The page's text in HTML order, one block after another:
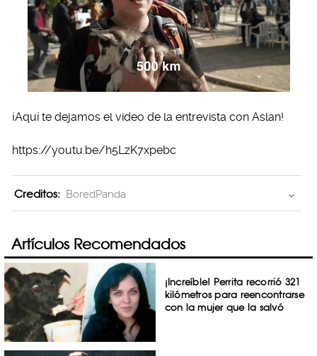
¡Aquí te dejamos el video de la entrevista con Aslan!
https://youtu.be/h5LzK7xpebc
Creditos: BoredPanda
Artículos Recomendados
¡Increíble! Perrita recorrió 321
kilómetros para reencontrarse
con la mujer que la salvó